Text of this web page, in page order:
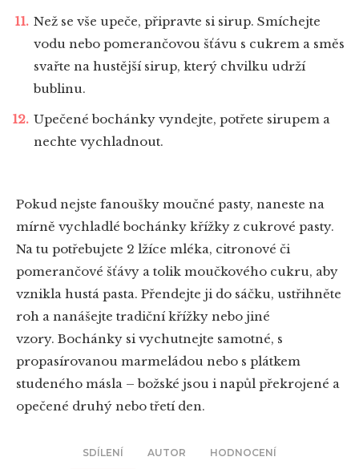
SDÍLENÍ AUTOR HODNOCENÍ
Než se vše upeče, připravte si sirup. Smíchejte
vodu nebo pomerančovou šťávu s cukrem a směs
svařte na hustější sirup, který chvilku udrží
bublinu.
Upečené bochánky vyndejte, potřete sirupem a
nechte vychladnout.
Pokud nejste fanoušky moučné pasty, naneste na
mírně vychladlé bochánky křížky z cukrové pasty.
Na tu potřebujete 2 lžíce mléka, citronové či
pomerančové šťávy a tolik moučkového cukru, aby
vznikla hustá pasta. Přendejte ji do sáčku, ustřihněte
roh a nanášejte tradiční křížky nebo jiné
vzory. Bochánky si vychutnejte samotné, s
propasírovanou marmeládou nebo s plátkem
studeného másla – božské jsou i napůl překrojené a
opečené druhý nebo třetí den.